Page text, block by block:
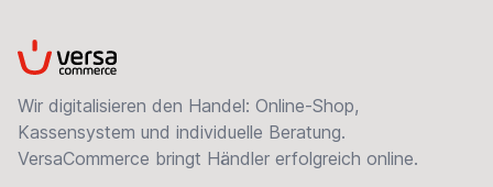
VersaCommerce
Wir digitalisieren den Handel: Online-Shop,
Kassensystem und individuelle Beratung.
VersaCommerce bringt Händler erfolgreich online.